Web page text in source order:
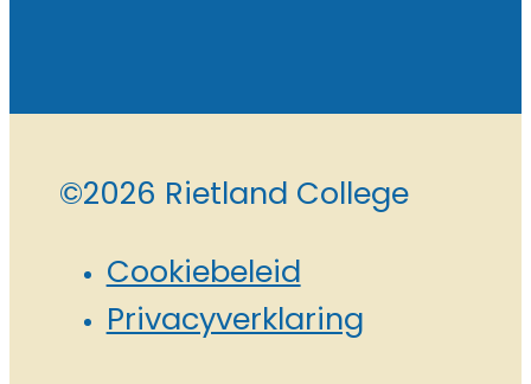
©2026 Rietland College
Cookiebeleid
Privacyverklaring